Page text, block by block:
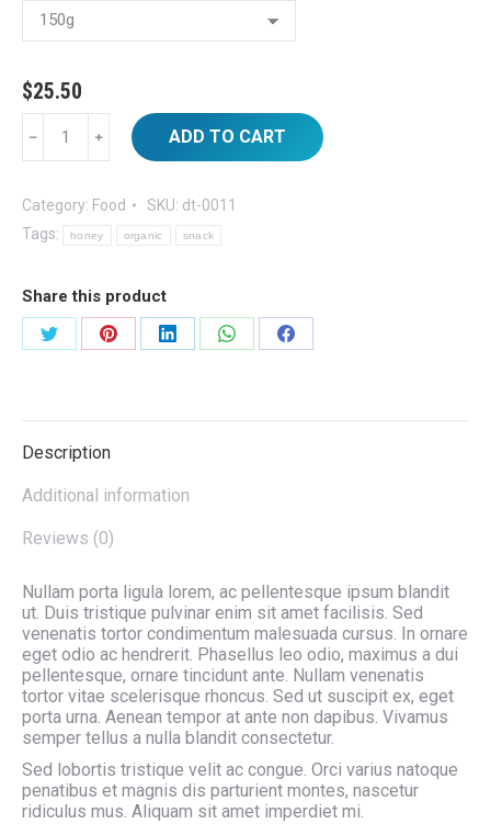
$25.50
Honey
quantity
ADD TO CART
Category: Food SKU: dt-0011
Tags:
honey organic snack
Share this product
Deel
Deel
Deel
Deel
Deel
Description
Additional information
Reviews (0)
Nullam porta ligula lorem, ac pellentesque ipsum blandit
ut. Duis tristique pulvinar enim sit amet facilisis. Sed
venenatis tortor condimentum malesuada cursus. In ornare
eget odio ac hendrerit. Phasellus leo odio, maximus a dui
pellentesque, ornare tincidunt ante. Nullam venenatis
tortor vitae scelerisque rhoncus. Sed ut suscipit ex, eget
porta urna. Aenean tempor at ante non dapibus. Vivamus
semper tellus a nulla blandit consectetur.
Sed lobortis tristique velit ac congue. Orci varius natoque
penatibus et magnis dis parturient montes, nascetur
ridiculus mus. Aliquam sit amet imperdiet mi.